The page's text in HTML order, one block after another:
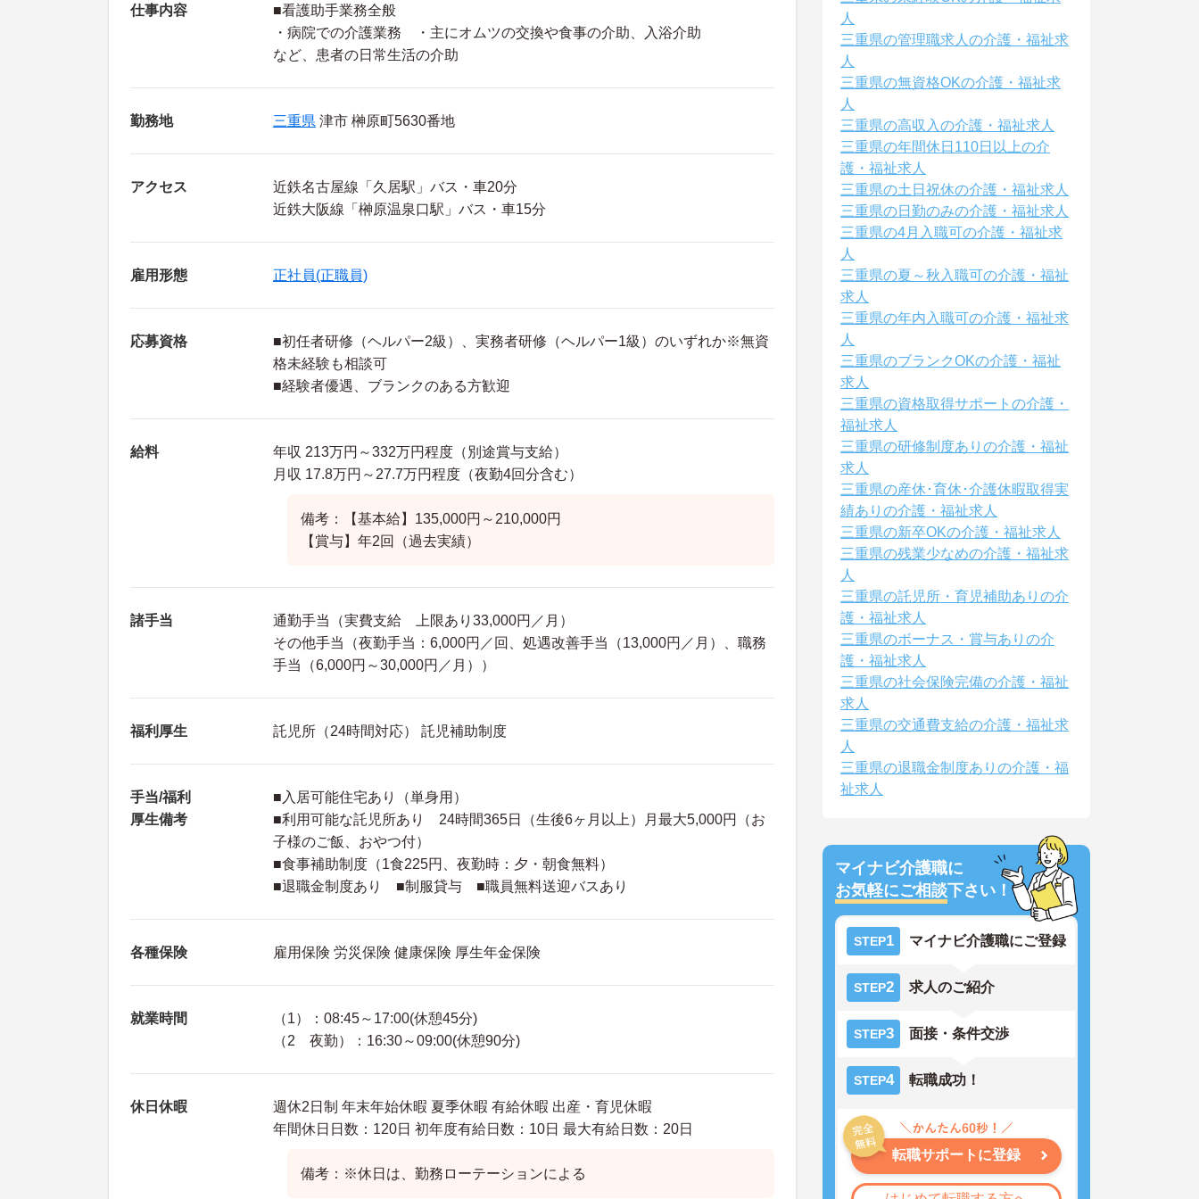
仕事内容
■看護助手業務全般
・病院での介護業務 ・主にオムツの交換や食事の介助、入浴介助
など、患者の日常生活の介助
勤務地 三重県 津市 榊原町5630番地
アクセス
近鉄名古屋線「久居駅」バス・車20分
近鉄大阪線「榊原温泉口駅」バス・車15分
雇用形態 正社員(正職員)
応募資格
■初任者研修（ヘルパー2級）、実務者研修（ヘルパー1級）のいずれか※無資
格未経験も相談可
■経験者優遇、ブランクのある方歓迎
給料
年収 213万円～332万円程度（別途賞与支給）
月収 17.8万円～27.7万円程度（夜勤4回分含む）
備考：【基本給】135,000円～210,000円
【賞与】年2回（過去実績）
諸手当
通勤手当（実費支給 上限あり33,000円／月）
その他手当（夜勤手当：6,000円／回、処遇改善手当（13,000円／月）、職務
手当（6,000円～30,000円／月））
福利厚生 託児所（24時間対応） 託児補助制度
手当/福利
厚生備考
■入居可能住宅あり（単身用）
■利用可能な託児所あり 24時間365日（生後6ヶ月以上）月最大5,000円（お
子様のご飯、おやつ付）
■食事補助制度（1食225円、夜勤時：夕・朝食無料）
■退職金制度あり ■制服貸与 ■職員無料送迎バスあり
各種保険 雇用保険 労災保険 健康保険 厚生年金保険
就業時間
（1）：08:45～17:00(休憩45分)
（2 夜勤）：16:30～09:00(休憩90分)
休日休暇
週休2日制 年末年始休暇 夏季休暇 有給休暇 出産・育児休暇
年間休日日数：120日 初年度有給日数：10日 最大有給日数：20日
備考：※休日は、勤務ローテーションによる
人
三重県の管理職求人の介護・福祉求
人
三重県の無資格OKの介護・福祉求
人
三重県の高収入の介護・福祉求人
三重県の年間休日110日以上の介
護・福祉求人
三重県の土日祝休の介護・福祉求人
三重県の日勤のみの介護・福祉求人
三重県の4月入職可の介護・福祉求
人
三重県の夏～秋入職可の介護・福祉
求人
三重県の年内入職可の介護・福祉求
人
三重県のブランクOKの介護・福祉
求人
三重県の資格取得サポートの介護・
福祉求人
三重県の研修制度ありの介護・福祉
求人
三重県の産休･育休･介護休暇取得実
績ありの介護・福祉求人
三重県の新卒OKの介護・福祉求人
三重県の残業少なめの介護・福祉求
人
三重県の託児所・育児補助ありの介
護・福祉求人
三重県のボーナス・賞与ありの介
護・福祉求人
三重県の社会保険完備の介護・福祉
求人
三重県の交通費支給の介護・福祉求
人
三重県の退職金制度ありの介護・福
祉求人
マイナビ介護職に
お気軽にご相談下さい！
STEP1 マイナビ介護職にご登録
STEP2 求人のご紹介
STEP3 面接・条件交渉
STEP4 転職成功！
転職サポートに登録